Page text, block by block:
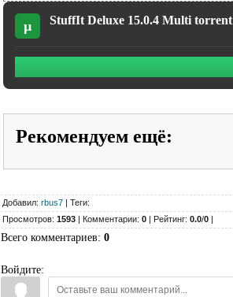
µ StuffIt Deluxe 15.0.4 Multi torrent
Рекомендуем ещё:
Добавил: rbus7 | Теги:
Просмотров: 1593 | Комментарии: 0 | Рейтинг: 0.0/0 |
Всего комментариев: 0
Войдите: